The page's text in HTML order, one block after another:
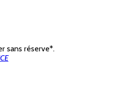
sans réserve*.